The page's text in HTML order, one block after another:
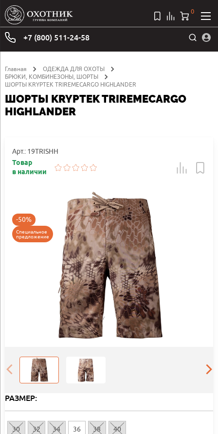
+7 (800) 511-24-58
0
Главная
ОДЕЖДА ДЛЯ ОХОТЫ
БРЮКИ, КОМБИНЕЗОНЫ, ШОРТЫ
ШОРТЫ KRYPTEK TRIREMECARGO HIGHLANDER
ШОРТЫ KRYPTEK TRIREMECARGO
HIGHLANDER
Арт.: 19TRISHH
Товар
в наличии
-50%
Специальное
предложение
РАЗМЕР:
30 32 34 36 38 40